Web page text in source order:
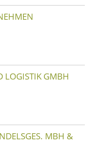
LOGISTIK GMBH
MBH &